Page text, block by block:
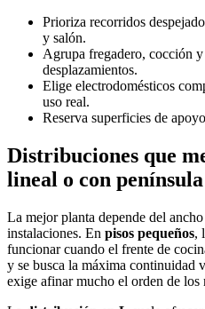
Prioriza recorridos
y salón.
Agrupa fregadero, cocción
desplazamientos.
Elige electrodomésticos
uso real.
Reserva superficies de
Distribuciones que
lineal o con península
La mejor planta depende del
instalaciones. En pisos pequeños,
funcionar cuando el frente de
y se busca la máxima continuidad
exige afinar mucho el orden de los